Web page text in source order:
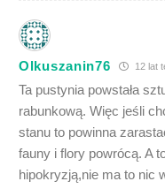
Olkuszanin76 12 lat
Ta pustynia powstała
rabunkową. Więc jeśli
stanu to powinna
fauny i flory powrócą. A
hipokryzją,nie ma to nic